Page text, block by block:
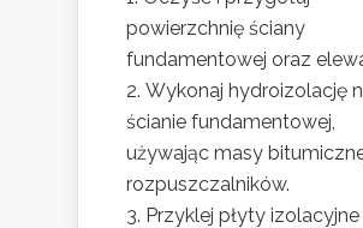
powierzchnię ściany
fundamentowej oraz
Wykonaj hydroizolację
ścianie fundamentowej,
używając masy
rozpuszczalników.
Przyklej płyty izolacyjne